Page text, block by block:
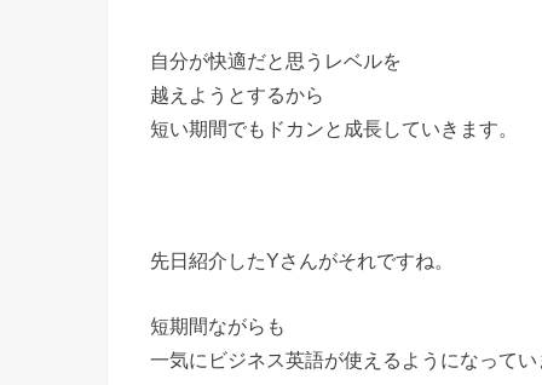
自分が快適だと思うレベルを
越えようとするから
短い期間でもドカンと成長していきます。
先日紹介したYさんがそれですね。
短期間ながらも
一気にビジネス英語が使えるようになって